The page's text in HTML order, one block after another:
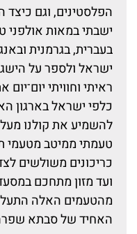
הפלסטינים, וגם כיצד
ישבתי במאות אולפני
בעברית, בגרמנית
ישראל ולספר על
ראיתי וחוויתי
כלפי ישראל בארגון
להשמיע את קולנו
טעמתי ממיטב מטעמי
כריכונים משולשים
ועד מזון מתחכם
מהטעמים האלה
האחיד של סבתא